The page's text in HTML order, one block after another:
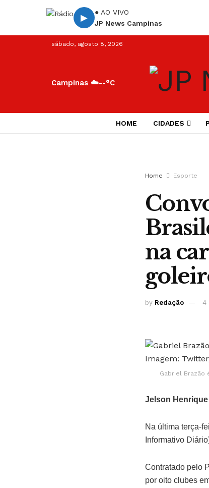
▶
● AO VIVO
JP News Campinas
sábado, agosto 8, 2026
Campinas ☁️--°C
HOME CIDADES
Home Esporte
na
by Redação 4
Gabriel Brazão
Jelson Henrique
Na última terça-
Informativo
Contratado pelo
por oito clubes